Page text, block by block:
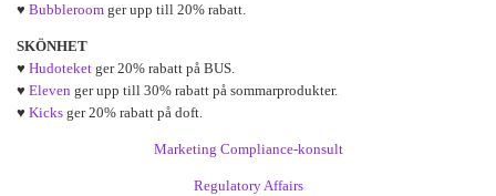
♥ Bubbleroom ger upp till 20% rabatt.
SKÖNHET
♥ Hudoteket ger 20% rabatt på BUS.
♥ Eleven ger upp till 30% rabatt på sommarprodukter.
♥ Kicks ger 20% rabatt på doft.
Marketing Compliance-konsult
Regulatory Affairs